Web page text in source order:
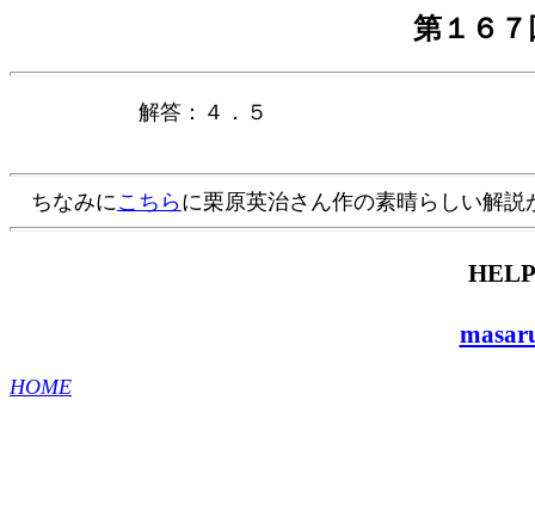
第１６
解答：４．５
ちなみに こちらに栗原英治さん作の素晴らしい解
HOME